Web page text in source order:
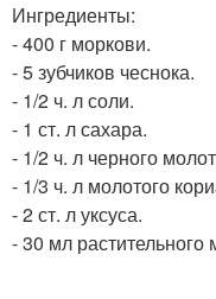
Ингредиенты:
- 400 г моркови.
- 5 зубчиков чеснока.
- 1/2 ч. л соли.
- 1 ст. л сахара.
- 1/2 ч. л черного
- 1/3 ч. л молотого
- 2 ст. л уксуса.
- 30 мл растительного